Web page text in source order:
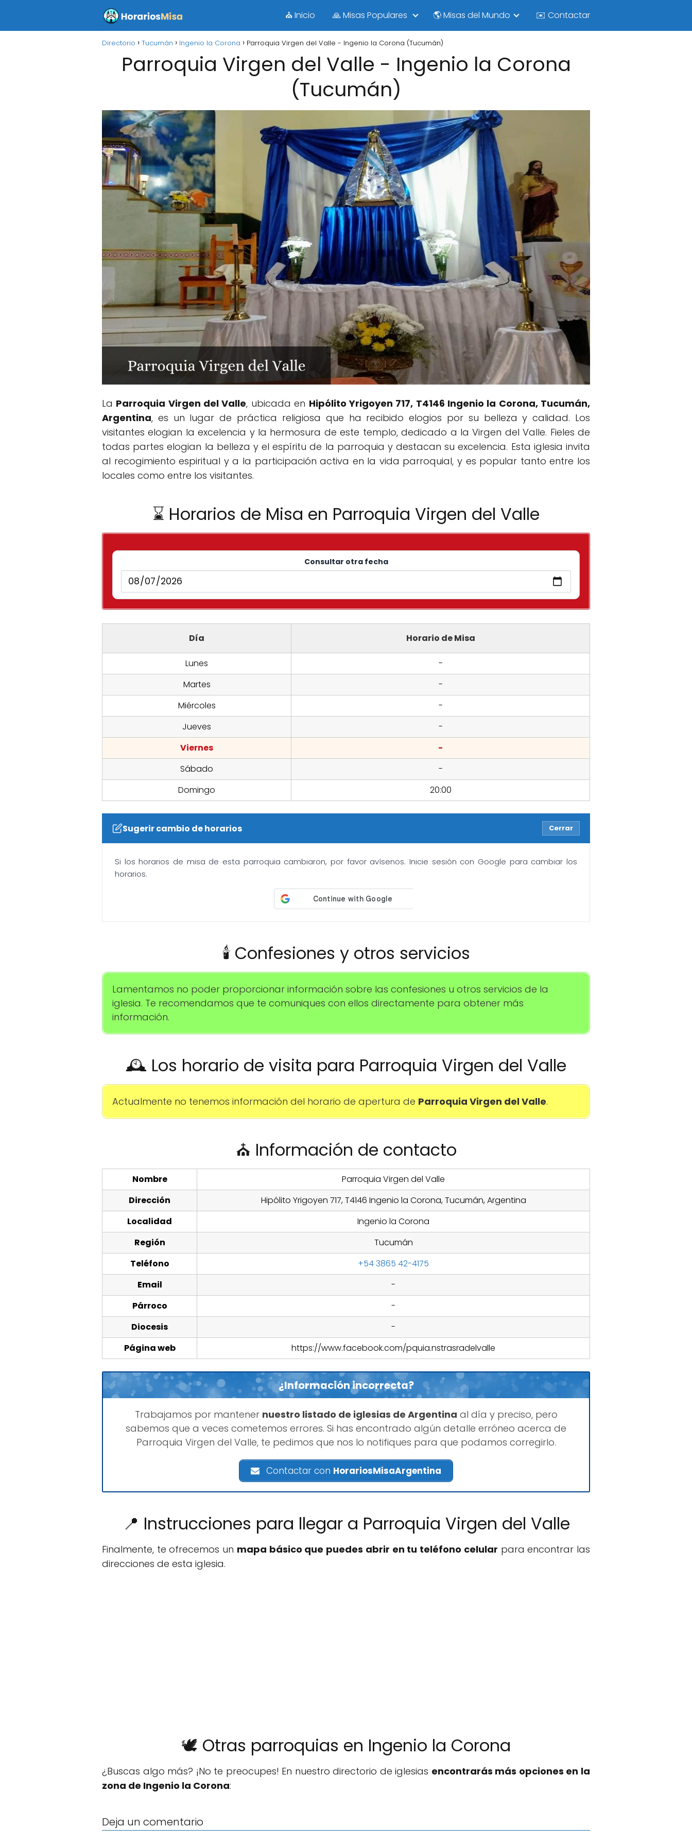
⛪ Inicio 🙏 Misas Populares 🌎 Misas del Mundo ✉️ Contactar
Directorio Tucumán Ingenio la Corona Parroquia Virgen del Valle - Ingenio la Corona (Tucumán)
Parroquia Virgen del Valle - Ingenio la Corona
(Tucumán)
La Parroquia Virgen del Valle, ubicada en Hipólito Yrigoyen 717, T4146 Ingenio la Corona, Tucumán,
Argentina, es un lugar de práctica religiosa que ha recibido elogios por su belleza y calidad. Los
visitantes elogian la excelencia y la hermosura de este templo, dedicado a la Virgen del Valle. Fieles de
todas partes elogian la belleza y el espíritu de la parroquia y destacan su excelencia. Esta iglesia invita
al recogimiento espiritual y a la participación activa en la vida parroquial, y es popular tanto entre los
locales como entre los visitantes.
⌛ Horarios de Misa en Parroquia Virgen del Valle
Consultar otra fecha
Día Horario de Misa
Lunes
-
Martes
-
Miércoles
-
Jueves
-
Viernes
-
Sábado
-
Domingo
20:00
Sugerir cambio de horarios Cerrar
Si los horarios de misa de esta parroquia cambiaron, por favor avísenos. Inicie sesión con Google para cambiar los
horarios.
🕯️ Confesiones y otros servicios
Lamentamos no poder proporcionar información sobre las confesiones u otros servicios de la
iglesia. Te recomendamos que te comuniques con ellos directamente para obtener más
información.
🕰️ Los horario de visita para Parroquia Virgen del Valle
Actualmente no tenemos información del horario de apertura de Parroquia Virgen del Valle.
⛪ Información de contacto
Nombre
Parroquia Virgen del Valle
Dirección
Hipólito Yrigoyen 717, T4146 Ingenio la Corona, Tucumán, Argentina
Localidad
Ingenio la Corona
Región
Tucumán
Teléfono
+54 3865 42-4175
Email
-
Párroco
-
Diocesis
-
Página web
https://www.facebook.com/pquia.nstrasradelvalle
¿Información incorrecta?
Trabajamos por mantener nuestro listado de iglesias de Argentina al día y preciso, pero
sabemos que a veces cometemos errores. Si has encontrado algún detalle erróneo acerca de
Parroquia Virgen del Valle, te pedimos que nos lo notifiques para que podamos corregirlo.
Contactar con HorariosMisaArgentina
📍 Instrucciones para llegar a Parroquia Virgen del Valle
Finalmente, te ofrecemos un mapa básico que puedes abrir en tu teléfono celular para encontrar las
direcciones de esta iglesia.
🕊️ Otras parroquias en Ingenio la Corona
¿Buscas algo más? ¡No te preocupes! En nuestro directorio de iglesias encontrarás más opciones en la
zona de Ingenio la Corona:
Deja un comentario